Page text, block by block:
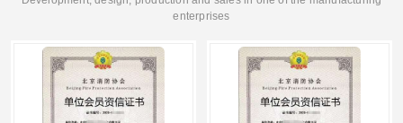
enterprises